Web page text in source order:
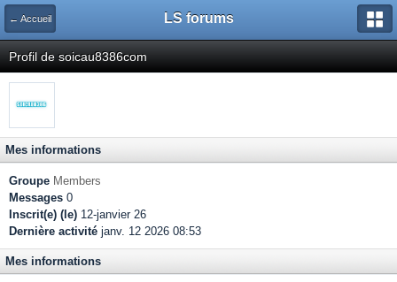
← Accueil LS forums
Profil de soicau8386com
Mes informations
Groupe Members
Messages 0
Inscrit(e) (le) 12-janvier 26
Dernière activité janv. 12 2026 08:53
Mes informations